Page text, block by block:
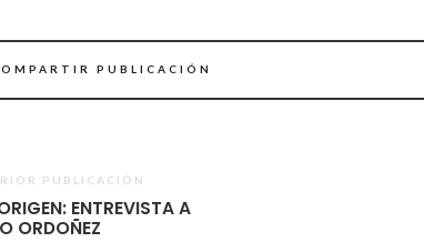
PUBLICACIÓN
PUBLICACIÓN
ENTREVISTA A
ORDOÑEZ